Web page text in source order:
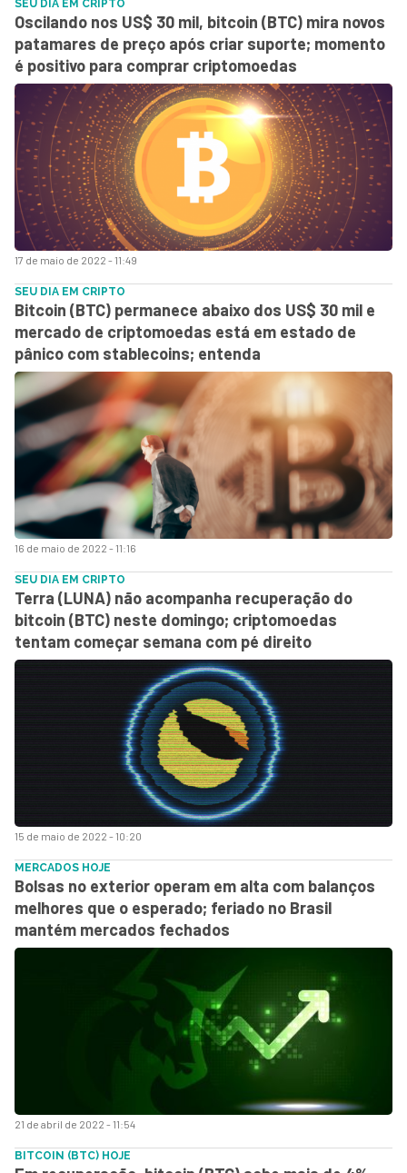
17 de maio de 2022 - 11:49
SEU DIA EM CRIPTO
Oscilando nos US$ 30 mil, bitcoin (BTC) mira novos
patamares de preço após criar suporte; momento
é positivo para comprar criptomoedas
16 de maio de 2022 - 11:16
SEU DIA EM CRIPTO
Bitcoin (BTC) permanece abaixo dos US$ 30 mil e
mercado de criptomoedas está em estado de
pânico com stablecoins; entenda
15 de maio de 2022 - 10:20
SEU DIA EM CRIPTO
Terra (LUNA) não acompanha recuperação do
bitcoin (BTC) neste domingo; criptomoedas
tentam começar semana com pé direito
21 de abril de 2022 - 11:54
MERCADOS HOJE
Bolsas no exterior operam em alta com balanços
melhores que o esperado; feriado no Brasil
mantém mercados fechados
BITCOIN (BTC) HOJE